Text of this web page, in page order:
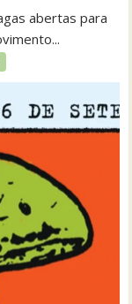
abertas para